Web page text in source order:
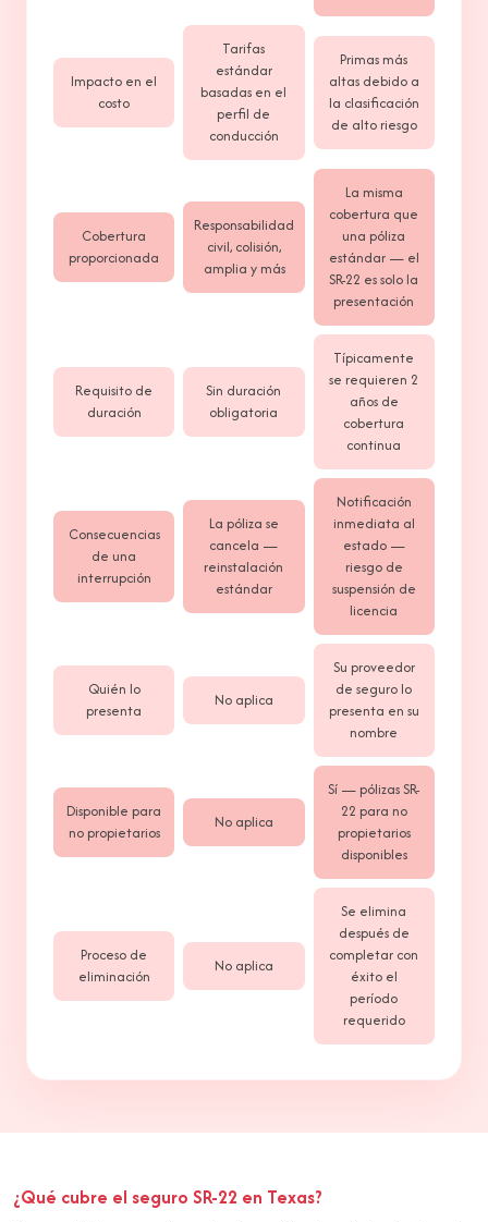
Impacto en el
costo
Tarifas
estándar
basadas en el
perfil de
conducción
Primas más
altas debido a
la clasificación
de alto riesgo
Cobertura
proporcionada
Responsabilidad
civil, colisión,
amplia y más
La misma
cobertura que
una póliza
estándar — el
SR-22 es solo la
presentación
Requisito de
duración
Sin duración
obligatoria
Típicamente
se requieren 2
años de
cobertura
continua
Consecuencias
de una
interrupción
La póliza se
cancela —
reinstalación
estándar
Notificación
inmediata al
estado —
riesgo de
suspensión de
licencia
Quién lo
presenta
No aplica
Su proveedor
de seguro lo
presenta en su
nombre
Disponible para
no propietarios
No aplica
Sí — pólizas SR-
22 para no
propietarios
disponibles
Proceso de
eliminación
No aplica
Se elimina
después de
completar con
éxito el
período
requerido
¿Qué cubre el seguro SR-22 en Texas?